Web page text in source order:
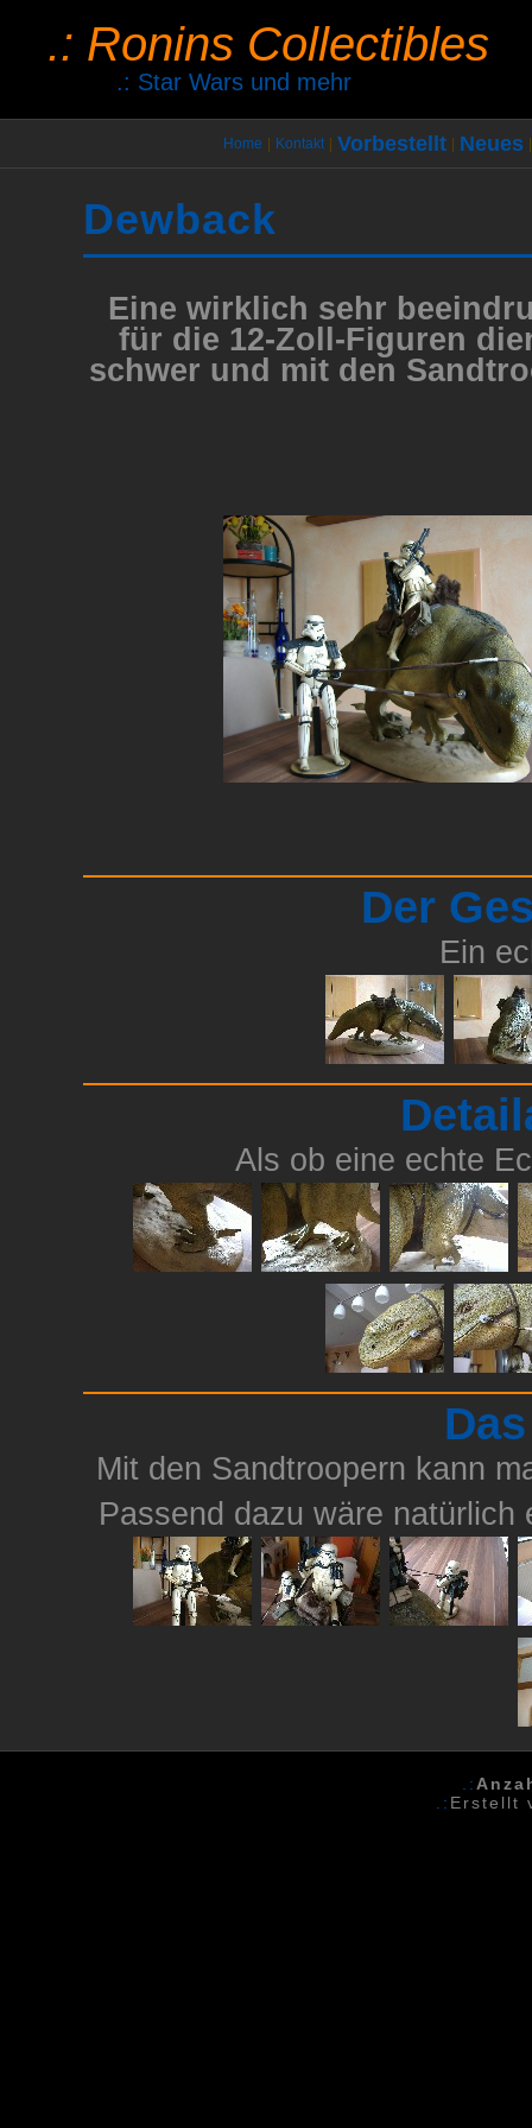
.: Ronins Collectibles
.: Star Wars und mehr
Home Kontakt Vorbestellt Neues
Dewback
Eine wirklich sehr
für die 12-Zoll-Figuren
schwer und mit den
Der
Ein
Als ob eine echte
Mit den Sandtroopern kann
Passend dazu wäre natürlich
.:
.: Erstellt